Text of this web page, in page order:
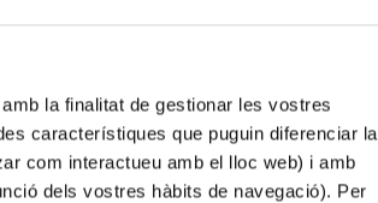
la finalitat de gestionar les vostres
característiques que puguin diferenciar la
com interactueu amb el lloc web) i amb
dels vostres hàbits de navegació). Per